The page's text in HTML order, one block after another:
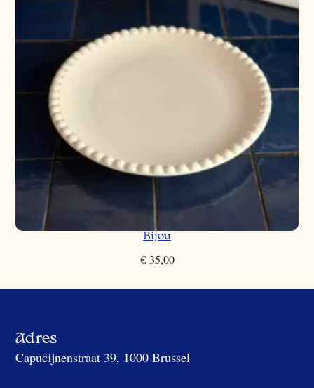
Bijou
€35,00
Adres
Capucijnenstraat 39, 1000 Brussel